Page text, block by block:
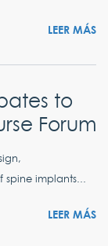
LEER MÁS
to
Forum
implants...
LEER MÁS